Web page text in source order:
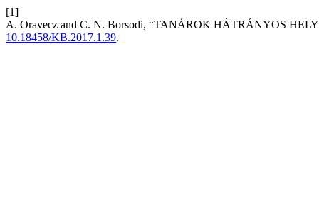
[1]
A. Oravecz and C. N. Borsodi, “TANÁROK HÁTRÁNYOS
10.18458/KB.2017.1.39.